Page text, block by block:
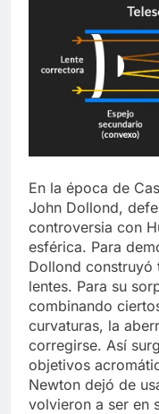
En la época de
John Dollond,
controversia con
esférica. Para
Dollond construyó
lentes. Para su
combinando
curvaturas, la
corregirse. Así
objetivos
Newton dejó de
volvieron a ser en